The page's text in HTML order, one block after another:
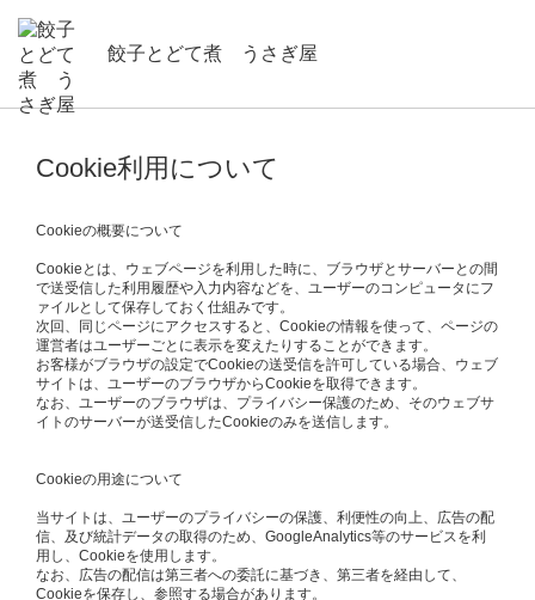
餃子とどて煮 うさぎ屋
Cookie利用について
Cookieの概要について
Cookieとは、ウェブページを利用した時に、ブラウザとサーバーとの間
で送受信した利用履歴や入力内容などを、ユーザーのコンピュータにフ
ァイルとして保存しておく仕組みです。
次回、同じページにアクセスすると、Cookieの情報を使って、ページの
運営者はユーザーごとに表示を変えたりすることができます。
お客様がブラウザの設定でCookieの送受信を許可している場合、ウェブ
サイトは、ユーザーのブラウザからCookieを取得できます。
なお、ユーザーのブラウザは、プライバシー保護のため、そのウェブサ
イトのサーバーが送受信したCookieのみを送信します。
Cookieの用途について
当サイトは、ユーザーのプライバシーの保護、利便性の向上、広告の配
信、及び統計データの取得のため、GoogleAnalytics等のサービスを利
用し、Cookieを使用します。
なお、広告の配信は第三者への委託に基づき、第三者を経由して、
Cookieを保存し、参照する場合があります。